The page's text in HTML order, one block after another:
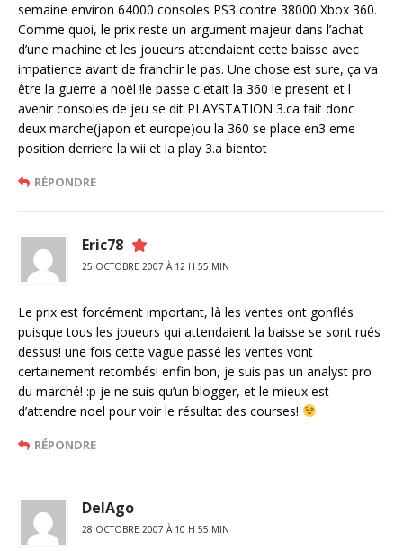
semaine environ 64000 consoles PS3 contre 38000 Xbox 360.
Comme quoi, le prix reste un argument majeur dans l’achat
d’une machine et les joueurs attendaient cette baisse avec
impatience avant de franchir le pas. Une chose est sure, ça va
être la guerre a noël !le passe c etait la 360 le present et l
avenir consoles de jeu se dit PLAYSTATION 3.ca fait donc
deux marche(japon et europe)ou la 360 se place en3 eme
position derriere la wii et la play 3.a bientot
RÉPONDRE
Eric78
25 OCTOBRE 2007 À 12 H 55 MIN
Le prix est forcément important, là les ventes ont gonflés
puisque tous les joueurs qui attendaient la baisse se sont rués
dessus! une fois cette vague passé les ventes vont
certainement retombés! enfin bon, je suis pas un analyst pro
du marché! :p je ne suis qu’un blogger, et le mieux est
d’attendre noel pour voir le résultat des courses!
RÉPONDRE
DelAgo
28 OCTOBRE 2007 À 10 H 55 MIN